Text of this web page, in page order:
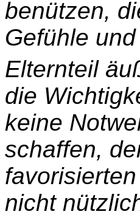
benützen,
Gefühle
Elternteil
die
keine
schaffen,
nicht